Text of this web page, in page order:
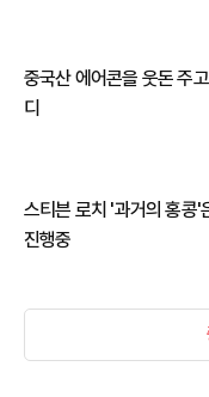
중국산 에어콘을 웃돈 주
디
스티븐 로치 '과거의 홍콩'
진행중